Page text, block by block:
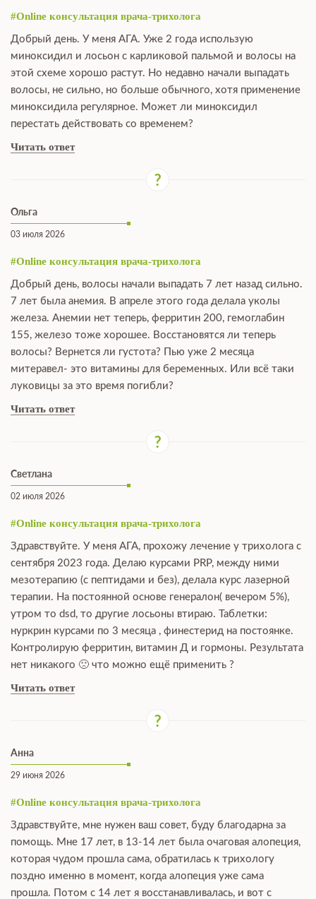
#Online консультация врача-трихолога
Добрый день. У меня АГА. Уже 2 года использую
миноксидил и лосьон с карликовой пальмой и волосы на
этой схеме хорошо растут. Но недавно начали выпадать
волосы, не сильно, но больше обычного, хотя применение
миноксидила регулярное. Может ли миноксидил
перестать действовать со временем?
Читать ответ
Ольга
03 июля 2026
#Online консультация врача-трихолога
Добрый день, волосы начали выпадать 7 лет назад сильно.
7 лет была анемия. В апреле этого года делала уколы
железа. Анемии нет теперь, ферритин 200, гемоглабин
155, железо тоже хорошее. Восстановятся ли теперь
волосы? Вернется ли густота? Пью уже 2 месяца
митеравел- это витамины для беременных. Или всё таки
луковицы за это время погибли?
Читать ответ
Светлана
02 июля 2026
#Online консультация врача-трихолога
Здравствуйте. У меня АГА, прохожу лечение у трихолога с
сентября 2023 года. Делаю курсами PRP, между ними
мезотерапию (с пептидами и без), делала курс лазерной
терапии. На постоянной основе генералон( вечером 5%),
утром то dsd, то другие лосьоны втираю. Таблетки:
нуркрин курсами по 3 месяца , финестерид на постоянке.
Контролирую ферритин, витамин Д и гормоны. Результата
нет никакого 🙁 что можно ещё применить ?
Читать ответ
Анна
29 июня 2026
#Online консультация врача-трихолога
Здравствуйте, мне нужен ваш совет, буду благодарна за
помощь. Мне 17 лет, в 13-14 лет была очаговая алопеция,
которая чудом прошла сама, обратилась к трихологу
поздно именно в момент, когда алопеция уже сама
прошла. Потом с 14 лет я восстанавливалась, и вот с